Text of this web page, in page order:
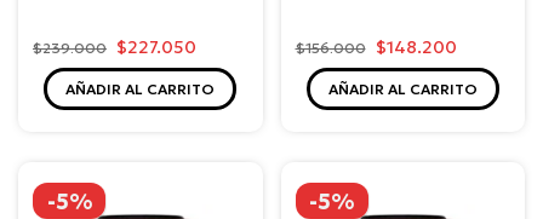
$239.000 $227.050
AÑADIR AL CARRITO
$156.000 $148.200
AÑADIR AL CARRITO
-5% -5%